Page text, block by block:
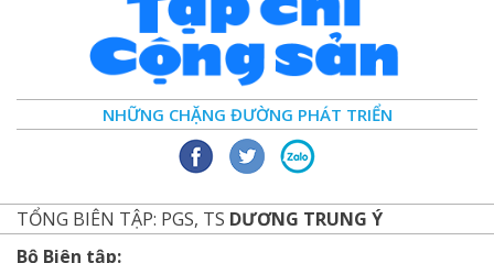
NHỮNG CHẶNG ĐƯỜNG PHÁT TRIỂN
TỔNG BIÊN TẬP: PGS, TS DƯƠNG TRUNG Ý
Bộ Biên tập: